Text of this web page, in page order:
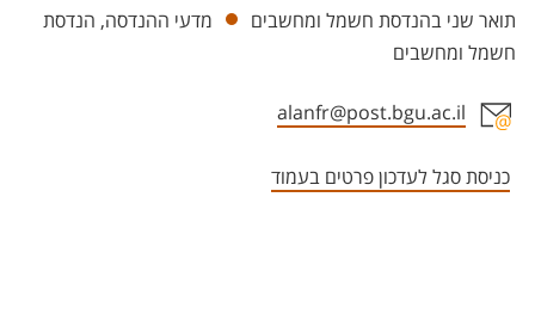
יחידות
תואר שני בהנדסת חשמל ומחשבים
מדעי ההנדסה, הנדסת
חשמל ומחשבים
alanfr@post.bgu.ac.il
כניסת סגל לעדכון פרטים בעמוד